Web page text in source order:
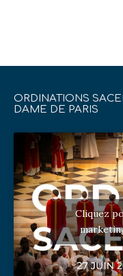
ORDINATIONS
DAME DE PARIS
Cliquez